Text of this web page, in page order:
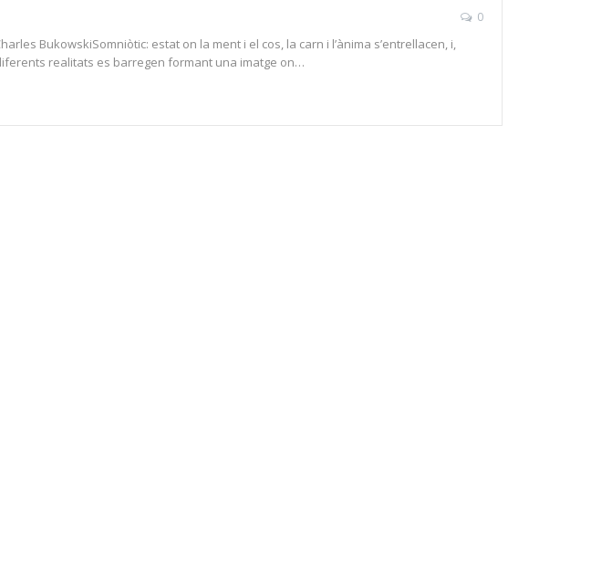
0
BukowskiSomniòtic: estat on la ment i el cos, la carn i l’ànima s’entrellacen, i,
realitats es barregen formant una imatge on…